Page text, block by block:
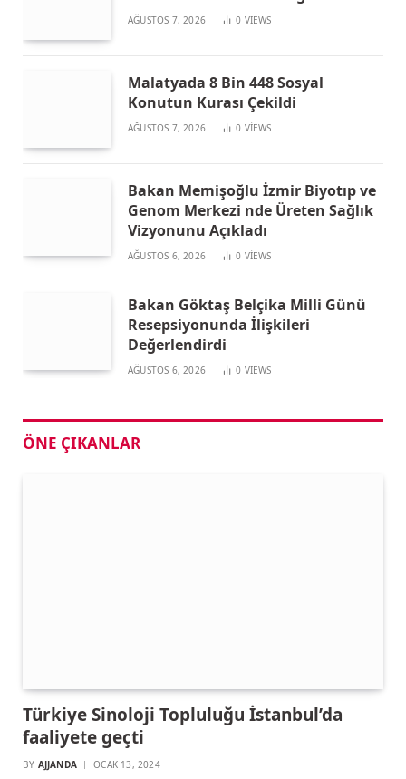
AĞUSTOS 7, 2026 0 VIEWS
Malatyada 8 Bin 448 Sosyal
Konutun Kurası Çekildi
AĞUSTOS 7, 2026 0 VIEWS
Bakan Memişoğlu İzmir Biyotıp ve
Genom Merkezi nde Üreten Sağlık
Vizyonunu Açıkladı
AĞUSTOS 6, 2026 0 VIEWS
Bakan Göktaş Belçika Milli Günü
Resepsiyonunda İlişkileri
Değerlendirdi
AĞUSTOS 6, 2026 0 VIEWS
ÖNE ÇIKANLAR
Türkiye Sinoloji Topluluğu İstanbul’da
faaliyete geçti
BY AJJANDA OCAK 13, 2024